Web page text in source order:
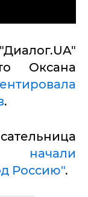
Оксана
.
начали
Россию".